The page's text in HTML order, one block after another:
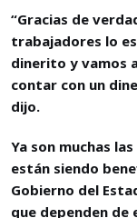
“Gracias de
trabajadores lo
dinerito y vamos
contar con un
dijo.
Ya son muchas
están siendo
Gobierno del
que dependen de